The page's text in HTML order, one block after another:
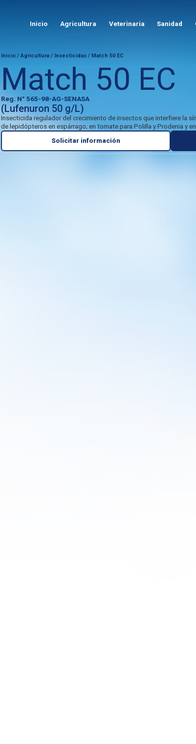
Inicio Agricultura Veterinaria Sanidad
Inicio/ Agricultura/ Insecticidas/ Match 50 EC
Match 50 EC
Reg. N° 565-98-AG-SENASA
(Lufenuron 50 g/L)
Insecticida regulador del crecimiento de insectos que interfiere la
de lepidópteros en espárrago; en tomate para Polilla y Prodenia y
Solicitar información